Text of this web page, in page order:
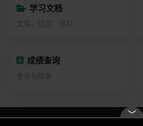
学习文档
文库、范文、资料
成绩查询
查分与结果
﹀